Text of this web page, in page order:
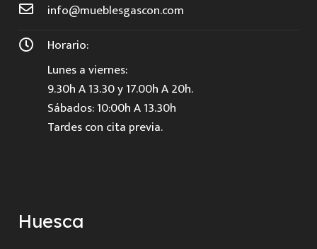
info@mueblesgascon.com
Horario:
Lunes a viernes:
9.30h A 13.30 y 17.00h A 20h.
Sábados: 10:00h A 13.30h
Tardes con cita previa.
Huesca